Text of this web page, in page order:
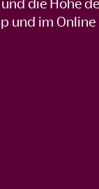
und im Online